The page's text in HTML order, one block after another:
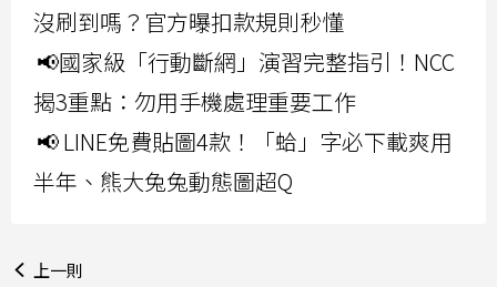
沒刷到嗎？官方曝扣款規則秒懂
📢國家級「行動斷網」演習完整指引！NCC
揭3重點：勿用手機處理重要工作
📢 LINE免費貼圖4款！「蛤」字必下載爽用
半年、熊大兔兔動態圖超Q
上一則